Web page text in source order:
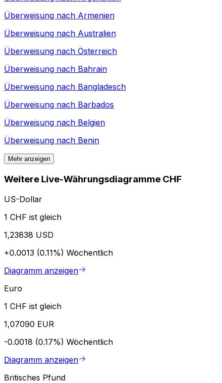
Überweisung nach Armenien
Überweisung nach Australien
Überweisung nach Österreich
Überweisung nach Bahrain
Überweisung nach Bangladesch
Überweisung nach Barbados
Überweisung nach Belgien
Überweisung nach Benin
Mehr anzeigen
Weitere Live-Währungsdiagramme CHF
US-Dollar
1 CHF ist gleich
1,23838 USD
+0.0013 (0.11%) Wöchentlich
Diagramm anzeigen
Euro
1 CHF ist gleich
1,07090 EUR
-0.0018 (0.17%) Wöchentlich
Diagramm anzeigen
Britisches Pfund